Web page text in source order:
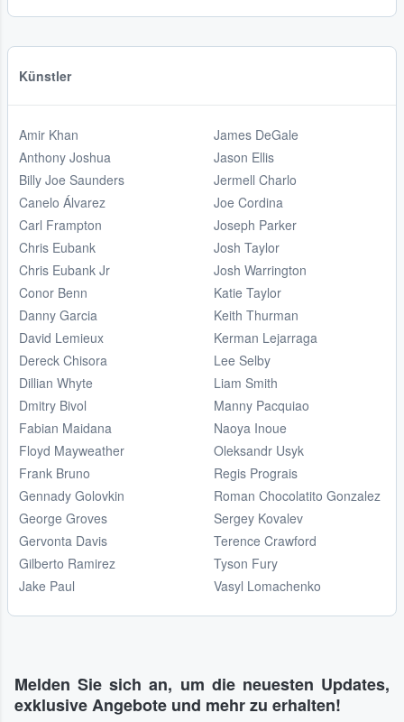
Künstler
Amir Khan
Anthony Joshua
Billy Joe Saunders
Canelo Álvarez
Carl Frampton
Chris Eubank
Chris Eubank Jr
Conor Benn
Danny Garcia
David Lemieux
Dereck Chisora
Dillian Whyte
Dmitry Bivol
Fabian Maidana
Floyd Mayweather
Frank Bruno
Gennady Golovkin
George Groves
Gervonta Davis
Gilberto Ramirez
Jake Paul
James DeGale
Jason Ellis
Jermell Charlo
Joe Cordina
Joseph Parker
Josh Taylor
Josh Warrington
Katie Taylor
Keith Thurman
Kerman Lejarraga
Lee Selby
Liam Smith
Manny Pacquiao
Naoya Inoue
Oleksandr Usyk
Regis Prograis
Roman Chocolatito Gonzalez
Sergey Kovalev
Terence Crawford
Tyson Fury
Vasyl Lomachenko
Melden Sie sich an, um die neuesten Updates,
exklusive Angebote und mehr zu erhalten!